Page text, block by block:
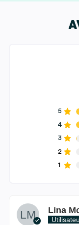
5
4
3
2
1
Lina